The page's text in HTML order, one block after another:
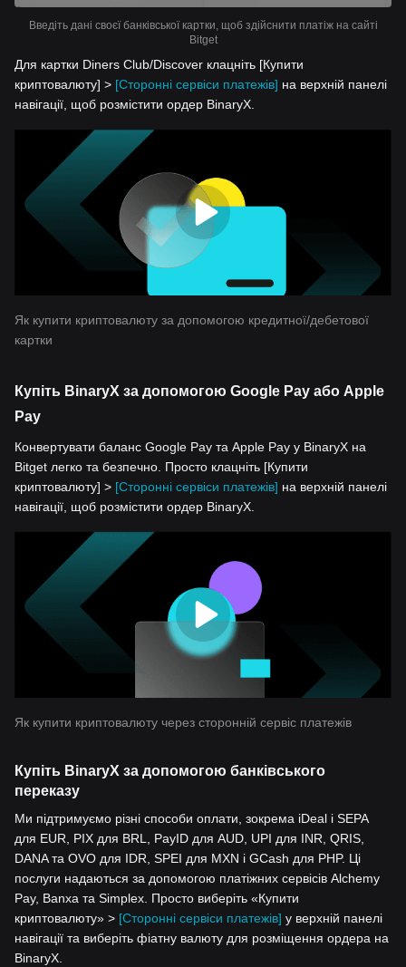
Введіть дані своєї банківської картки, щоб здійснити платіж на сайті
Bitget
Для картки Diners Club/Discover клацніть [Купити
криптовалюту] > [Сторонні сервіси платежів] на верхній панелі
навігації, щоб розмістити ордер BinaryX.
Як купити криптовалюту за допомогою кредитної/дебетової
картки
Купіть BinaryX за допомогою Google Pay або Apple
Pay
Конвертувати баланс Google Pay та Apple Pay у BinaryX на
Bitget легко та безпечно. Просто клацніть [Купити
криптовалюту] > [Сторонні сервіси платежів] на верхній панелі
навігації, щоб розмістити ордер BinaryX.
Як купити криптовалюту через сторонній сервіс платежів
Купіть BinaryX за допомогою банківського
переказу
Ми підтримуємо різні способи оплати, зокрема iDeal і SEPA
для EUR, PIX для BRL, PayID для AUD, UPI для INR, QRIS,
DANA та OVO для IDR, SPEI для MXN і GCash для PHP. Ці
послуги надаються за допомогою платіжних сервісів Alchemy
Pay, Banxa та Simplex. Просто виберіть «Купити
криптовалюту» > [Сторонні сервіси платежів] у верхній панелі
навігації та виберіть фіатну валюту для розміщення ордера на
BinaryX.